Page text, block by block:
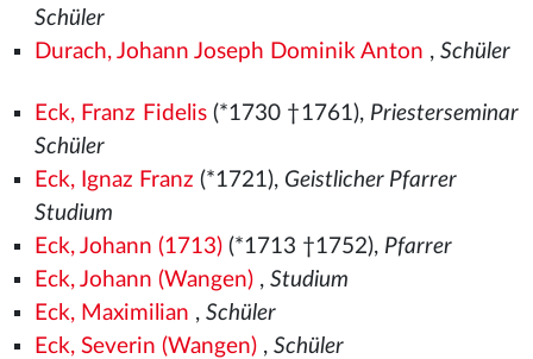
Schüler
Durach, Johann Joseph Dominik Anton , Schüler
Eck, Franz Fidelis(*1730 †1761), Priesterseminar
Schüler
Eck, Ignaz Franz (*1721), Geistlicher Pfarrer
Studium
Eck, Johann (1713)(*1713 †1752), Pfarrer
Eck, Johann (Wangen), Studium
Eck, Maximilian , Schüler
Eck, Severin (Wangen), Schüler